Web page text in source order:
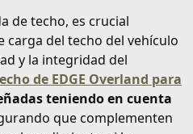
de techo, es crucial
carga del techo del vehículo
y la integridad del
de EDGE Overland para
teniendo en cuenta
que complementen